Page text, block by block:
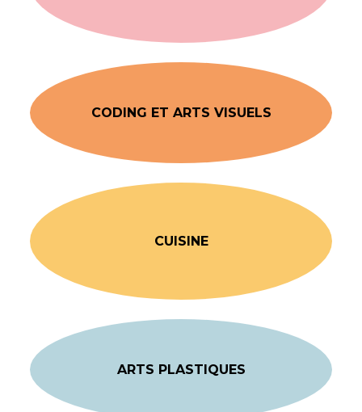
CODING ET ARTS VISUELS
CUISINE
ARTS PLASTIQUES